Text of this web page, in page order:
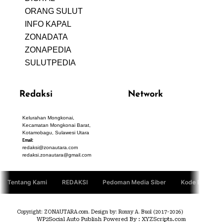
ORANG SULUT
INFO KAPAL
ZONADATA
ZONAPEDIA
SULUTPEDIA
Redaksi
Kelurahan Mongkonai,
Kecamatan Mongkonai Barat,
Kotamobagu, Sulawesi Utara
Email:
redaksi@zonautara.com
redaksi.zonautara@gmail.com
Network
Tentang Kami REDAKSI Pedoman Media Siber Kode Etik
Copyright: ZONAUTARA.com. Design by: Ronny A. Buol (2017-2026)
WP2Social Auto PublishPowered By : XYZScripts.com